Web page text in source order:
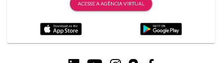
ACESSE A AGÊNCIA VIRTUAL